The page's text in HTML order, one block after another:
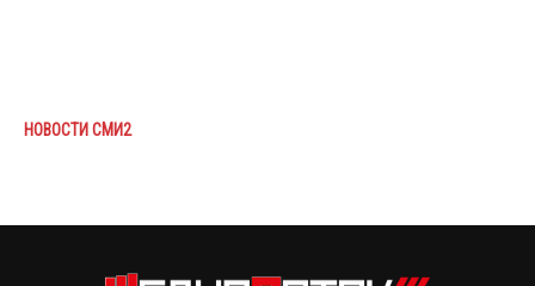
НОВОСТИ СМИ2